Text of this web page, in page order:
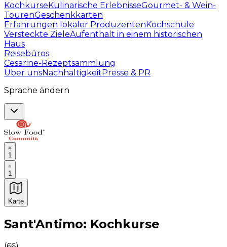
KochkurseKulinarische ErlebnisseGourmet- & Wein-
TourenGeschenkkarten
Erfahrungen lokaler ProduzentenKochschule
Versteckte ZieleAufenthalt in einem historischen
Haus
Reisebüros
Cesarine-Rezeptsammlung
Über unsNachhaltigkeitPresse & PR
Sprache ändern
1
1
Karte
Unvergessliche kulinarische Erlebnisse:
Sant'Antimo: Kochkurse